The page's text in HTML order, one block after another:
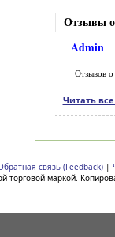
Отзывы о
Admin
Отзывов
Читать
связь (Feedback) |
торговой маркой.